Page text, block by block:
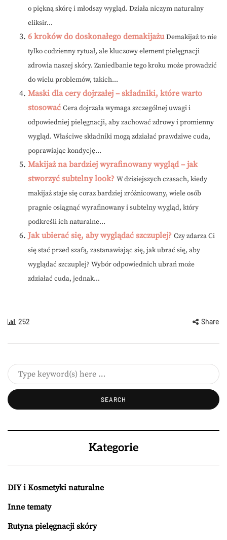
o piękną skórę i młodszy wygląd. Działa niczym naturalny
eliksir...
6 kroków do doskonałego demakijażu Demakijaż to nie
tylko codzienny rytuał, ale kluczowy element pielęgnacji
zdrowia naszej skóry. Zaniedbanie tego kroku może prowadzić
do wielu problemów, takich...
Maski dla cery dojrzałej – składniki, które warto
stosować Cera dojrzała wymaga szczególnej uwagi i
odpowiedniej pielęgnacji, aby zachować zdrowy i promienny
wygląd. Właściwe składniki mogą zdziałać prawdziwe cuda,
poprawiając kondycję...
Makijaż na bardziej wyrafinowany wygląd – jak
stworzyć subtelny look? W dzisiejszych czasach, kiedy
makijaż staje się coraz bardziej zróżnicowany, wiele osób
pragnie osiągnąć wyrafinowany i subtelny wygląd, który
podkreśli ich naturalne...
Jak ubierać się, aby wyglądać szczuplej? Czy zdarza Ci
się stać przed szafą, zastanawiając się, jak ubrać się, aby
wyglądać szczuplej? Wybór odpowiednich ubrań może
zdziałać cuda, jednak...
252 Share
Kategorie
DIY i Kosmetyki naturalne
Inne tematy
Rutyna pielęgnacji skóry